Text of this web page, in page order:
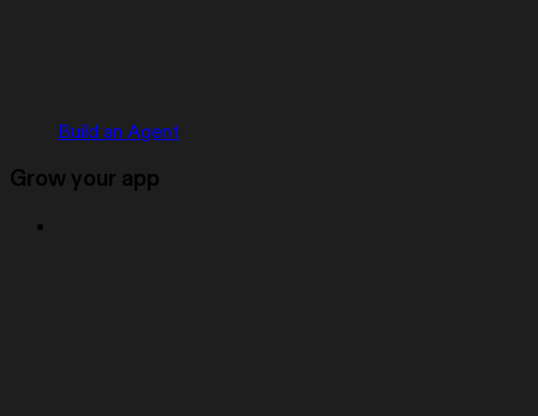
Build an Agent
Grow your app